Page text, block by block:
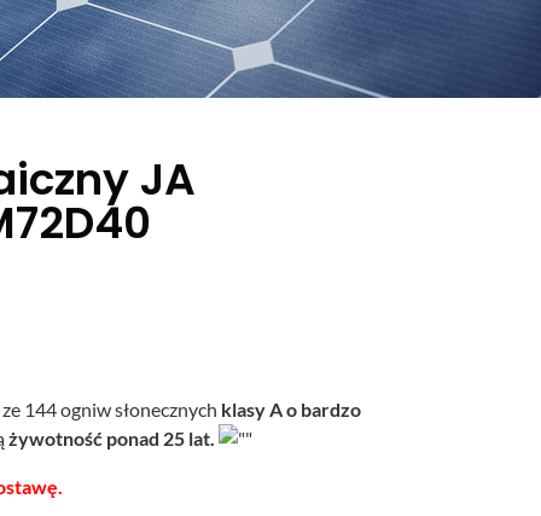
JA
144 ogniw słonecznych klasy A o bardzo
żywotność ponad 25 lat.